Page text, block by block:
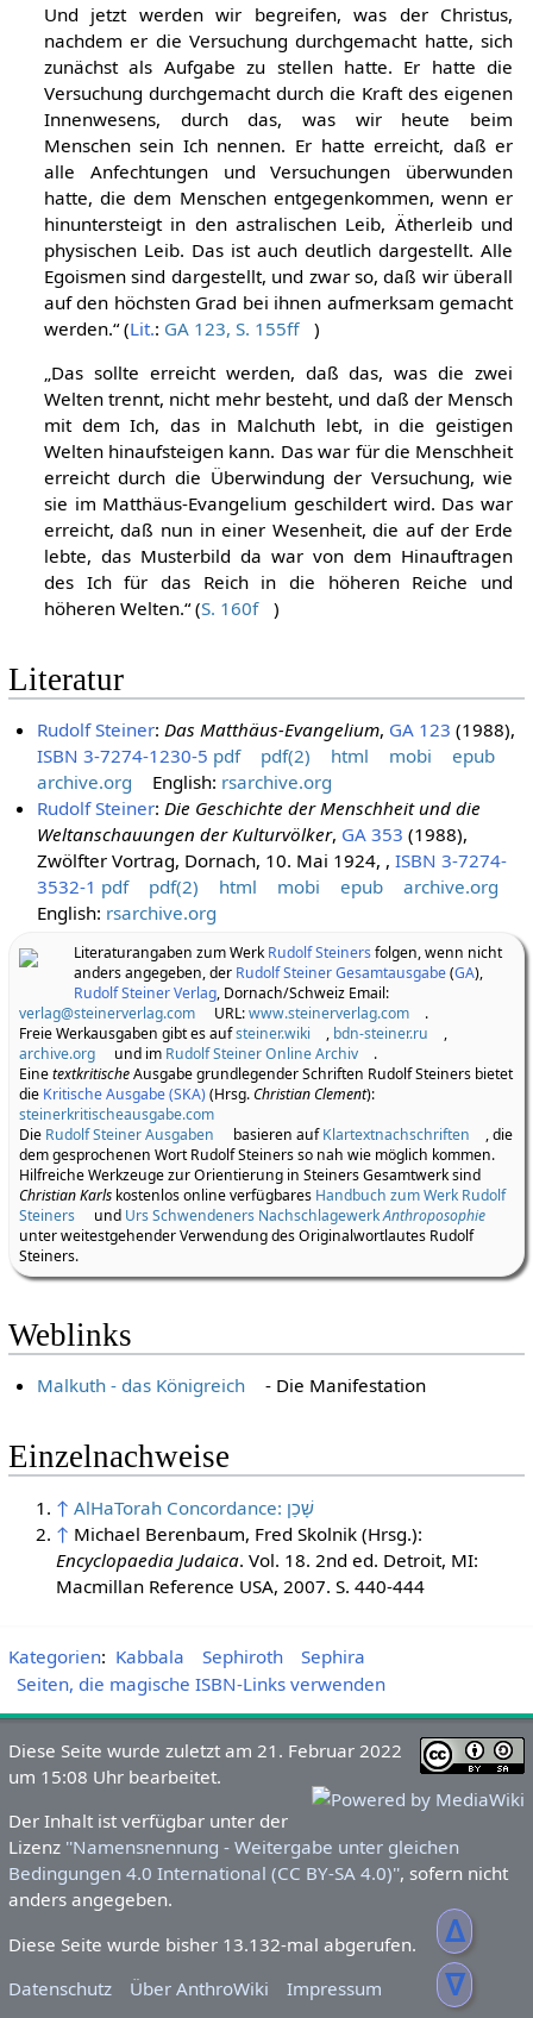
ᐃ
ᐁ
Und jetzt werden wir begreifen, was der Christus,
nachdem er die Versuchung durchgemacht hatte, sich
zunächst als Aufgabe zu stellen hatte. Er hatte die
Versuchung durchgemacht durch die Kraft des eigenen
Innenwesens, durch das, was wir heute beim
Menschen sein Ich nennen. Er hatte erreicht, daß er
alle Anfechtungen und Versuchungen überwunden
hatte, die dem Menschen entgegenkommen, wenn er
hinuntersteigt in den astralischen Leib, Ätherleib und
physischen Leib. Das ist auch deutlich dargestellt. Alle
Egoismen sind dargestellt, und zwar so, daß wir überall
auf den höchsten Grad bei ihnen aufmerksam gemacht
werden.“ (Lit.: GA 123, S. 155ff
)
„Das sollte erreicht werden, daß das, was die zwei
Welten trennt, nicht mehr besteht, und daß der Mensch
mit dem Ich, das in Malchuth lebt, in die geistigen
Welten hinaufsteigen kann. Das war für die Menschheit
erreicht durch die Überwindung der Versuchung, wie
sie im Matthäus-Evangelium geschildert wird. Das war
erreicht, daß nun in einer Wesenheit, die auf der Erde
lebte, das Musterbild da war von dem Hinauftragen
des Ich für das Reich in die höheren Reiche und
höheren Welten.“ (S. 160f )
Literatur
Rudolf Steiner: Das Matthäus-Evangelium, GA 123 (1988),
ISBN 3-7274-1230-5 pdf pdf(2) html mobi
epub
archive.org
English: rsarchive.org
Rudolf Steiner: Die Geschichte der Menschheit und die
Weltanschauungen der Kulturvölker, GA 353 (1988),
Zwölfter Vortrag, Dornach, 10. Mai 1924, ,ISBN 3-7274-
3532-1 pdf pdf(2) html mobi epub
archive.org
English: rsarchive.org
Literaturangaben zum WerkRudolf Steinersfolgen, wenn nicht
anders angegeben, der Rudolf Steiner Gesamtausgabe(GA),
Rudolf Steiner Verlag, Dornach/Schweiz Email:
verlag@steinerverlag.com
URL:www.steinerverlag.com
.
Freie Werkausgaben gibt es aufsteiner.wiki , bdn-steiner.ru
,
archive.org
und im Rudolf Steiner Online Archiv
.
EinetextkritischeAusgabe grundlegender Schriften Rudolf Steiners bietet
die Kritische Ausgabe (SKA)(Hrsg.Christian Clement):
steinerkritischeausgabe.com
Die Rudolf Steiner Ausgaben basieren aufKlartextnachschriften
, die
dem gesprochenen Wort Rudolf Steiners so nah wie möglich kommen.
Hilfreiche Werkzeuge zur Orientierung in Steiners Gesamtwerk sind
Christian Karlskostenlos online verfügbares Handbuch zum Werk Rudolf
Steiners
und Urs Schwendeners NachschlagewerkAnthroposophie
unter weitestgehender Verwendung des Originalwortlautes Rudolf
Steiners.
Weblinks
Malkuth - das Königreich - Die Manifestation
Einzelnachweise
↑
AlHaTorah Concordance: שָׁכַן
↑ Michael Berenbaum, Fred Skolnik (Hrsg.):
Encyclopaedia Judaica. Vol. 18. 2nd ed. Detroit, MI:
Macmillan Reference USA, 2007. S. 440-444
Kategorien: Kabbala Sephiroth
Sephira
Seiten, die magische ISBN-Links verwenden
Diese Seite wurde zuletzt am 21. Februar 2022
um 15:08 Uhr bearbeitet.
Der Inhalt ist verfügbar unter der
Lizenz ''Namensnennung - Weitergabe unter gleichen
Bedingungen 4.0 International (CC BY-SA 4.0)'', sofern nicht
anders angegeben.
Diese Seite wurde bisher 13.132-mal abgerufen.
Datenschutz
Über AnthroWiki Impressum